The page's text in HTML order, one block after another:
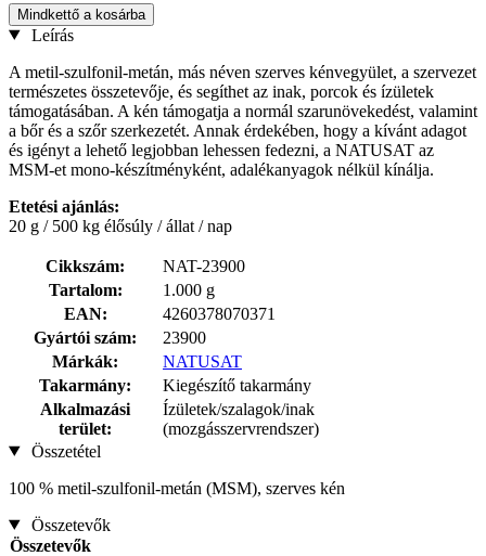
Mindkettő a kosárba
Leírás
A metil-szulfonil-metán, más néven szerves kénvegyület, a szervezet
természetes összetevője, és segíthet az inak, porcok és ízületek
támogatásában. A kén támogatja a normál szarunövekedést, valamint
a bőr és a szőr szerkezetét. Annak érdekében, hogy a kívánt adagot
és igényt a lehető legjobban lehessen fedezni, a NATUSAT az
MSM-et mono-készítményként, adalékanyagok nélkül kínálja.
Etetési ajánlás:
20 g / 500 kg élősúly / állat / nap
Cikkszám:
NAT-23900
Tartalom:
1.000 g
EAN:
4260378070371
Gyártói szám:
23900
Márkák:
NATUSAT
Takarmány:
Kiegészítő takarmány
Alkalmazási
terület:
Ízületek/szalagok/inak
(mozgásszervrendszer)
Összetétel
100 % metil-szulfonil-metán (MSM), szerves kén
Összetevők
Összetevők